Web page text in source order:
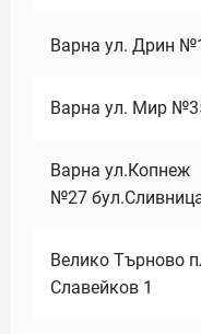
Варна ул. Дрин
Варна ул. Мир
Варна ул.Копнеж
№27
Велико Търново
Славейков 1